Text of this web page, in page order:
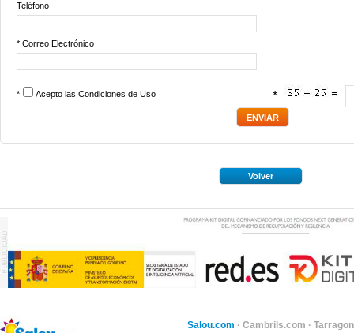
Teléfono
* Correo Electrónico
* Acepto las Condiciones de Uso *
Volver
Salou.com · Cambrils.com ·